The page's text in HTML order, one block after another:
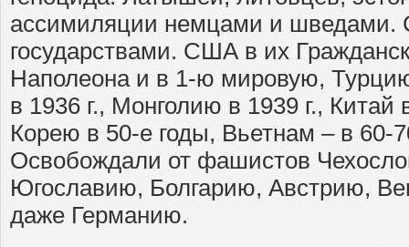
ассимиляции немцами и шведами.
государствами. США в их
Наполеона и в 1-ю мировую,
в 1936 г., Монголию в 1939 г., Китай
Корею в 50-е годы, Вьетнам – в
Освобождали от фашистов
Югославию, Болгарию, Австрию,
даже Германию.